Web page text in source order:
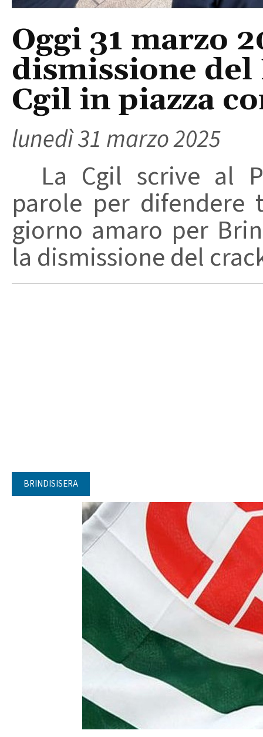
Oggi 31 marzo
dismissione
Cgil in piazza
lunedì 31 marzo 2025
La Cgil scrive al
parole per difendere
giorno amaro per
la dismissione del
BRINDISISERA